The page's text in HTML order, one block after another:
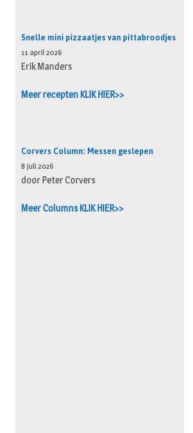
Snelle mini pizzaatjes van pittabroodjes
11 april 2026
Erik Manders
Meer recepten KLIK HIER>>
Corvers Column: Messen geslepen
8 juli 2026
door Peter Corvers
Meer Columns KLIK HIER>>